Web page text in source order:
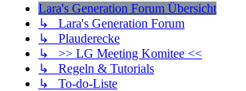
Lara's Generation Forum Übersicht
↳ Lara's Generation Forum
↳ Plauderecke
↳ >> LG Meeting Komitee <<
↳ Regeln & Tutorials
↳ To-do-Liste